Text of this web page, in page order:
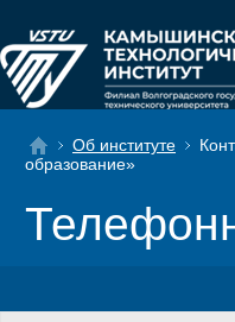
Об институте
образование»